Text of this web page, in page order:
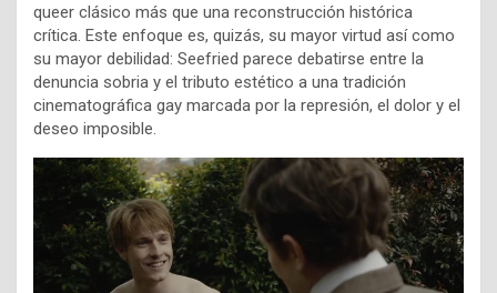
queer clásico más que una reconstrucción histórica
crítica. Este enfoque es, quizás, su mayor virtud así como
su mayor debilidad: Seefried parece debatirse entre la
denuncia sobria y el tributo estético a una tradición
cinematográfica gay marcada por la represión, el dolor y el
deseo imposible.